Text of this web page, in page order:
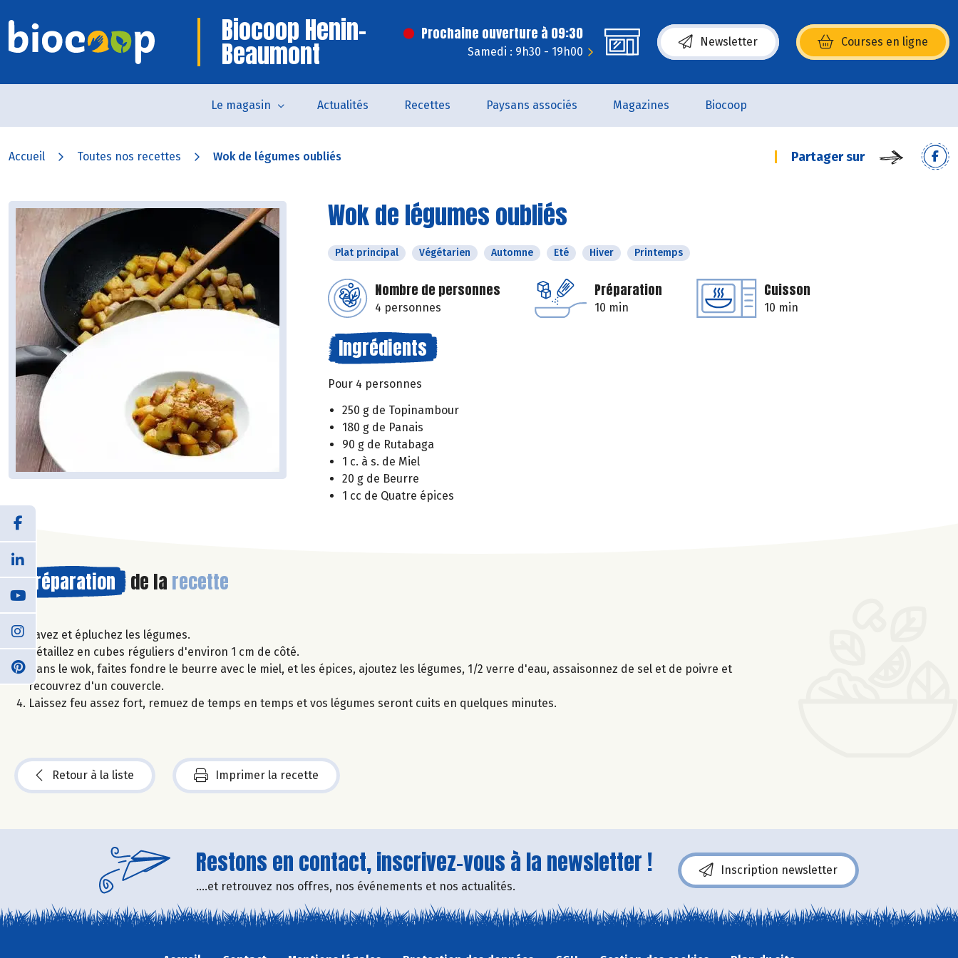
Biocoop Henin-
Beaumont
Prochaine ouverture à 09:30
Samedi : 9h30 - 19h00
Newsletter Courses en ligne
(s’ouvre dans une nouvelle fenêtre)
Le magasin Actualités Recettes Paysans associés Magazines Biocoop
Accueil Toutes nos recettes Wok de légumes oubliés Partager sur
Wok de légumes oubliés
Plat principal Végétarien Automne Eté Hiver Printemps
Nombre de personnes
4 personnes
Préparation
10 min
Cuisson
10 min
Ingrédients
Pour 4 personnes
250 g de Topinambour
180 g de Panais
90 g de Rutabaga
1 c. à s. de Miel
20 g de Beurre
1 cc de Quatre épices
Préparation de la recette
Lavez et épluchez les légumes.
Détaillez en cubes réguliers d'environ 1 cm de côté.
Dans le wok, faites fondre le beurre avec le miel, et les épices, ajoutez les légumes, 1/2 verre d'eau, assaisonnez de sel et de poivre et
recouvrez d'un couvercle.
Laissez feu assez fort, remuez de temps en temps et vos légumes seront cuits en quelques minutes.
Retour à la liste Imprimer la recette
Restons en contact, inscrivez-vous à la newsletter !
....et retrouvez nos offres, nos événements et nos actualités.
Inscription newsletter